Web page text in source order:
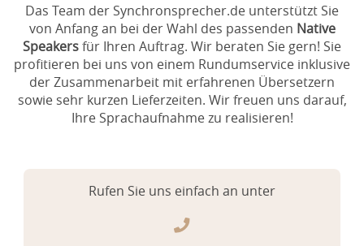
Das Team der Synchronsprecher.de unterstützt Sie
von Anfang an bei der Wahl des passenden Native
Speakersfür Ihren Auftrag. Wir beraten Sie gern! Sie
profitieren bei uns von einem Rundumservice inklusive
der Zusammenarbeit mit erfahrenen Übersetzern
sowie sehr kurzen Lieferzeiten. Wir freuen uns darauf,
Ihre Sprachaufnahme zu realisieren!
Rufen Sie uns einfach an unter